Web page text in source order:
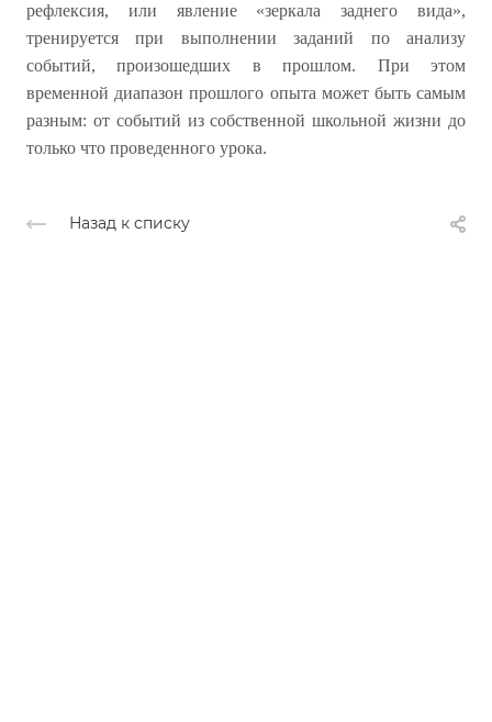
рефлексия, или явление «зеркала заднего вида»,
тренируется при выполнении заданий по анализу
событий, произошедших в прошлом. При этом
временной диапазон прошлого опыта может быть самым
разным: от событий из собственной школьной жизни до
только что проведенного урока.
Назад к списку